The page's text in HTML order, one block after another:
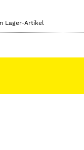
Lager-Artikel